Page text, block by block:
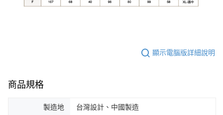
顯示電腦版詳細說明
商品規格
製造地 台灣設計、中國製造